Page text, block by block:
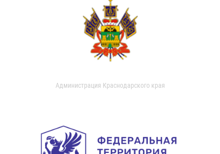
Администрация Краснодарского края